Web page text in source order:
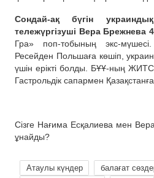
Сондай-ақ бүгін
тележүргізуші Вера Брежнева
Гра» поп-тобының экс-
Ресейден Польшаға көшіп,
үшін ерікті болды. БҰҰ-ның ЖИТС
Гастрольдік сапармен Қазақстанға
Сізге Нағима Есқалиева мен
ұнайды?
Атаулы күндер балағат